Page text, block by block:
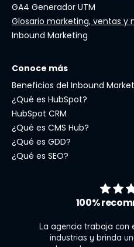
GA4 Generador UTM
Glosario marketing, ventas y
Inbound Marketing
Conoce más
Beneficios del Inbound
¿Qué es HubSpot?
HubSpot CRM
¿Qué es CMS Hub?
¿Qué es GDD?
¿Qué es SEO?
100%
La agencia trabaja con
industrias y brinda